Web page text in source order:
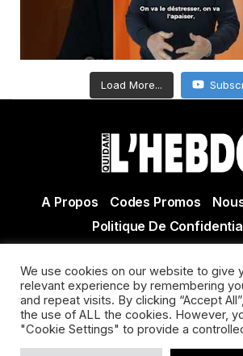
Load More...
A Propos Codes Promos
Politique De
Actualité Agen - Actualité en lot et
Villeneuve sur Lot
We use cookies on our website to give
relevant experience by remembering
and repeat visits. By clicking “Accept
the use of ALL the cookies. However,
"Cookie Settings" to provide a